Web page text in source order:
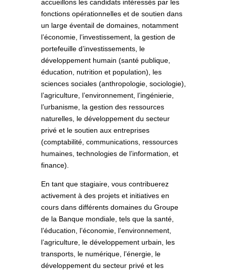
accueillons les candidats intéressés par les
fonctions opérationnelles et de soutien dans
un large éventail de domaines, notamment
l’économie, l’investissement, la gestion de
portefeuille d’investissements, le
développement humain (santé publique,
éducation, nutrition et population), les
sciences sociales (anthropologie, sociologie),
l’agriculture, l’environnement, l’ingénierie,
l’urbanisme, la gestion des ressources
naturelles, le développement du secteur
privé et le soutien aux entreprises
(comptabilité, communications, ressources
humaines, technologies de l’information, et
finance).
En tant que stagiaire, vous contribuerez
activement à des projets et initiatives en
cours dans différents domaines du Groupe
de la Banque mondiale, tels que la santé,
l’éducation, l’économie, l’environnement,
l’agriculture, le développement urbain, les
transports, le numérique, l’énergie, le
développement du secteur privé et les